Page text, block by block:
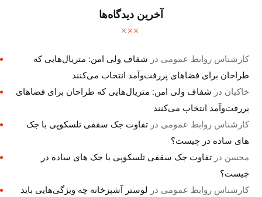
آخرین دیدگاه‌ها
کارشناس روابط عمومی در شفاف ولی امن: متریال‌هایی که
طراحان برای فضاهای پررفت‌وآمد انتخاب می‌کنند
خاکیان در شفاف ولی امن: متریال‌هایی که طراحان برای فضاهای
پررفت‌وآمد انتخاب می‌کنند
کارشناس روابط عمومی درتفاوت جک سقفی تلسکوپی با جک
های ساده در چیست؟
محسن درتفاوت جک سقفی تلسکوپی با جک های ساده در
چیست؟
کارشناس روابط عمومی در لوستر آشپزخانه چه ویژگی‌هایی باید